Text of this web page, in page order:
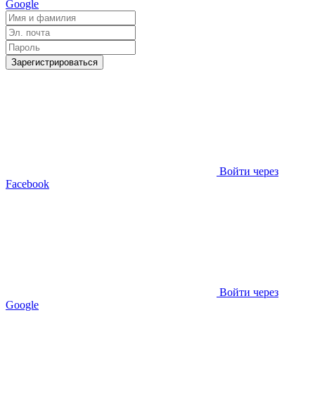
Google
Зарегистрироваться
Войти через
Facebook
Войти через
Google